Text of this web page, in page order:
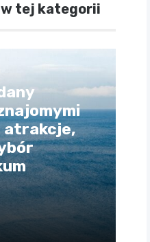
tej kategorii
atrakcje,